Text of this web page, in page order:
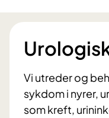
Vi utreder og
sykdom i nyrer,
som kreft,